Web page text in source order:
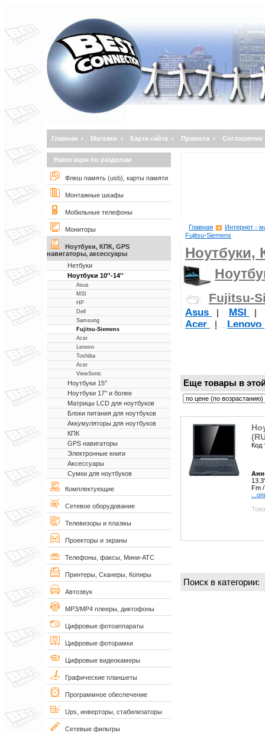
Главная • Магазин • Карта сайта • Правила • Соглашение
Навигация по разделам
Флеш память (usb), карты памяти
Монтажные шкафы
Мобильные телефоны
Мониторы
Ноутбуки, КПК, GPS
навигаторы, аксессуары
Нетбуки
Ноутбуки 10''-14''
Asus
MSI
HP
Dell
Samsung
Fujitsu-Siemens
Acer
Lenovo
Toshiba
Acer
ViewSonic
Ноутбуки 15''
Ноутбуки 17'' и более
Матрицы LCD для ноутбуков
Блоки питания для ноутбуков
Аккумуляторы для ноутбуков
КПК
GPS навигаторы
Электронные книги
Аксессуары
Сумки для ноутбуков
Комплектующие
Сетевое оборудование
Телевизоры и плазмы
Проекторы и экраны
Телефоны, факсы, Мини-АТС
Принтеры, Сканеры, Копиры
Автозвук
MP3/MP4 плееры, диктофоны
Цифровые фотоаппараты
Цифровые фоторамки
Цифровые видеокамеры
Графические планшеты
Программное обеспечение
Ups, инверторы, стабилизаторы
Сетевые фильтры
Главная
Интернет -
Fujitsu-Siemens
Ноутбуки,
Fujitsu-
Asus | MSI |
Acer | Lenovo
Еще товары в
Код
Fm
Поиск в